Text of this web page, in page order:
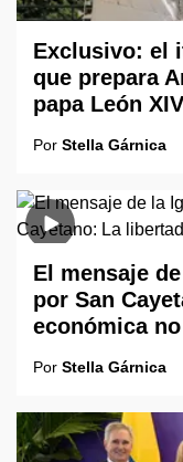
Exclusivo: el
que prepara
papa León XIV
Por Stella Gárnica
El mensaje
por San
económica
Por Stella Gárnica